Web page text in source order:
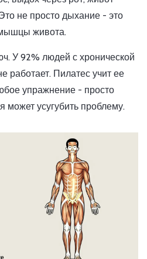
не просто дыхание - это
живота.
У 92% людей с хронической
работает. Пилатес учит ее
упражнение - просто
может усугубить проблему.